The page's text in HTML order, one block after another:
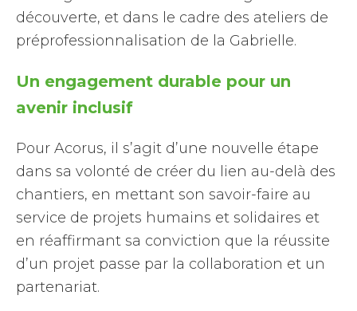
découverte, et dans le cadre des ateliers de
préprofessionnalisation de la Gabrielle.
Un engagement durable pour un
avenir inclusif
Pour Acorus, il s’agit d’une nouvelle étape
dans sa volonté de créer du lien au-delà des
chantiers, en mettant son savoir-faire au
service de projets humains et solidaires et
en réaffirmant sa conviction que la réussite
d’un projet passe par la collaboration et un
partenariat.